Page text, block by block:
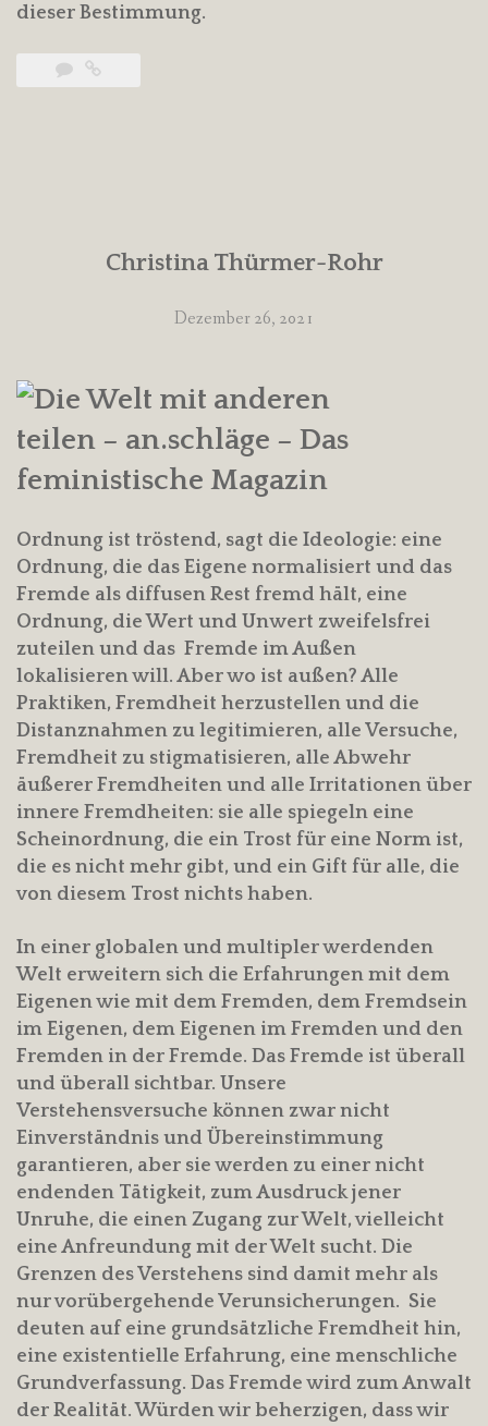
dieser Bestimmung.
Christina Thürmer-Rohr
Dezember 26, 2021
Ordnung ist tröstend, sagt die Ideologie: eine
Ordnung, die das Eigene normalisiert und das
Fremde als diffusen Rest fremd hält, eine
Ordnung, die Wert und Unwert zweifelsfrei
zuteilen und das Fremde im Außen
lokalisieren will. Aber wo ist außen? Alle
Praktiken, Fremdheit herzustellen und die
Distanznahmen zu legitimieren, alle Versuche,
Fremdheit zu stigmatisieren, alle Abwehr
äußerer Fremdheiten und alle Irritationen über
innere Fremdheiten: sie alle spiegeln eine
Scheinordnung, die ein Trost für eine Norm ist,
die es nicht mehr gibt, und ein Gift für alle, die
von diesem Trost nichts haben.
In einer globalen und multipler werdenden
Welt erweitern sich die Erfahrungen mit dem
Eigenen wie mit dem Fremden, dem Fremdsein
im Eigenen, dem Eigenen im Fremden und den
Fremden in der Fremde. Das Fremde ist überall
und überall sichtbar. Unsere
Verstehensversuche können zwar nicht
Einverständnis und Übereinstimmung
garantieren, aber sie werden zu einer nicht
endenden Tätigkeit, zum Ausdruck jener
Unruhe, die einen Zugang zur Welt, vielleicht
eine Anfreundung mit der Welt sucht. Die
Grenzen des Verstehens sind damit mehr als
nur vorübergehende Verunsicherungen. Sie
deuten auf eine grundsätzliche Fremdheit hin,
eine existentielle Erfahrung, eine menschliche
Grundverfassung. Das Fremde wird zum Anwalt
der Realität. Würden wir beherzigen, dass wir